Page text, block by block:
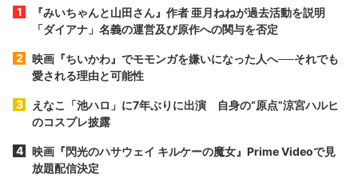
『みいちゃんと山田さん』作者 亜月ねねが過去活動を説明
「ダイアナ」名義の運営及び原作への関与を否定
映画『ちいかわ』でモモンガを嫌いになった人へ──それでも
愛される理由と可能性
えなこ「池ハロ」に7年ぶりに出演 自身の“原点”涼宮ハルヒ
のコスプレ披露
映画『閃光のハサウェイ キルケーの魔女』Prime Videoで見
放題配信決定